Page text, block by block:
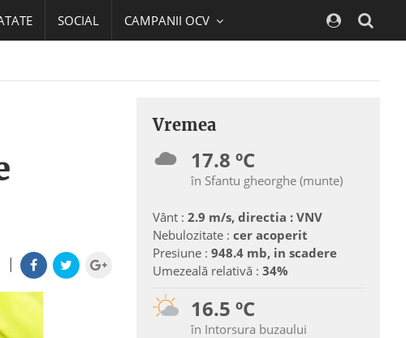
SOCIAL CAMPANII OCV
|
Vremea
17.8 ºC
în Sfantu gheorghe (munte)
Vânt : 2.9 m/s, directia : VNV
Nebulozitate : cer acoperit
Presiune : 948.4 mb, in scadere
Umezeală relativă : 34%
16.5 ºC
în Intorsura buzaului